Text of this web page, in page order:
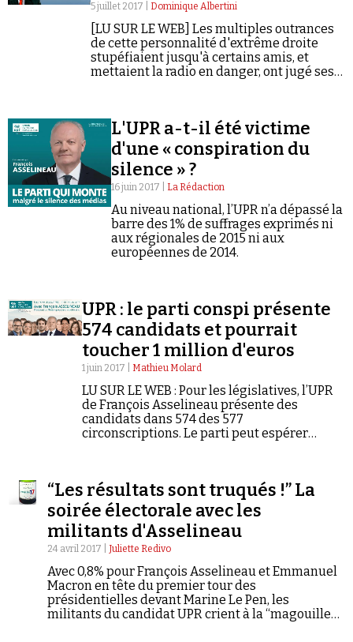
5 juillet 2017 | Dominique Albertini
[LU SUR LE WEB] Les multiples outrances
de cette personnalité d'extrême droite
stupéfiaient jusqu'à certains amis, et
mettaient la radio en danger, ont jugé ses
L'UPR a-t-il été victime
d'une « conspiration du
silence » ?
16 juin 2017 | La Rédaction
Au niveau national, l’UPR n’a dépassé la
barre des 1% de suffrages exprimés ni
aux régionales de 2015 ni aux
européennes de 2014.
UPR : le parti conspi présente
574 candidats et pourrait
toucher 1 million d'euros
1 juin 2017 | Mathieu Molard
LU SUR LE WEB : Pour les législatives, l’UPR
de François Asselineau présente des
candidats dans 574 des 577
circonscriptions. Le parti peut espérer
“Les résultats sont truqués !” La
soirée électorale avec les
militants d'Asselineau
24 avril 2017 | Juliette Redivo
Avec 0,8% pour François Asselineau et Emmanuel
Macron en tête du premier tour des
présidentielles devant Marine Le Pen, les
militants du candidat UPR crient à la “magouille